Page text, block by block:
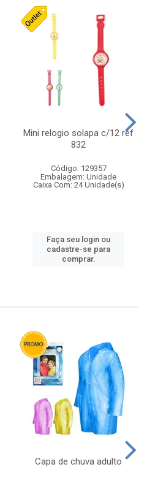
Mini relogio solapa c/12 ref
832
Código: 129357
Embalagem: Unidade
Caixa Com: 24 Unidade(s)
Faça seu login ou
cadastre-se para
comprar.
Capa de chuva adulto